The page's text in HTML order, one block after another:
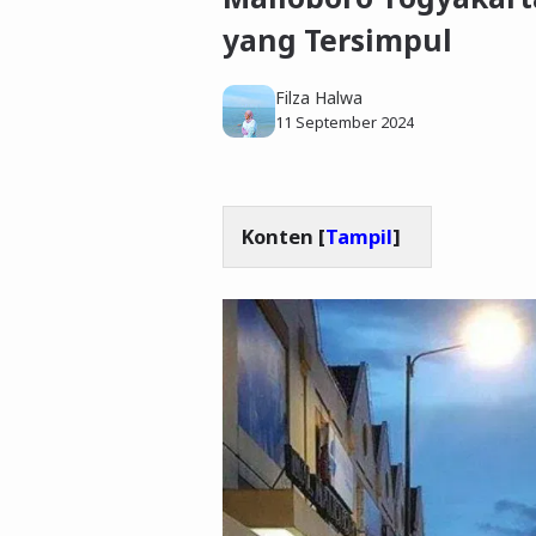
yang Tersimpul
Filza Halwa
11 September 2024
Konten [Tampil]